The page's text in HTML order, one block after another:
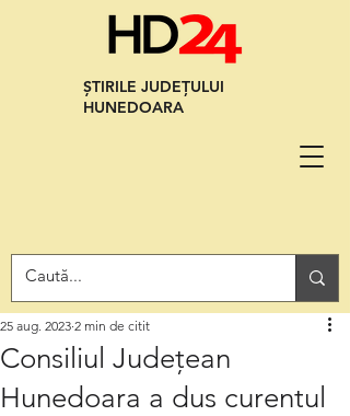
ȘTIRILE JUDEȚULUI
HUNEDOARA
Consiliul Județean
Hunedoara a dus curentul
25 aug. 2023 2 min de citit